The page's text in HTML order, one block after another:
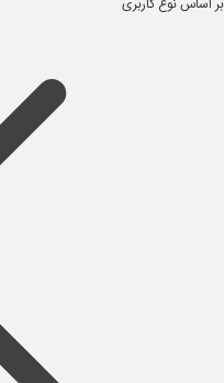
بر اساس نوع کاربری